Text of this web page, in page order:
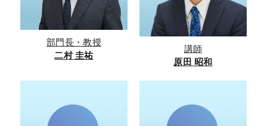
部門長・教授
二村 圭祐
講師
原田 昭和